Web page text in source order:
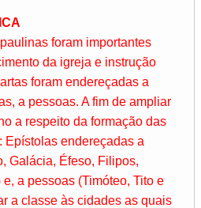
foram importantes
da igreja e instrução
foram endereçadas a
a pessoas. A fim de ampliar
a respeito da formação das
Epístolas endereçadas a
Galácia, Éfeso, Filipos,
a pessoas (Timóteo, Tito e
a classe às cidades as quais